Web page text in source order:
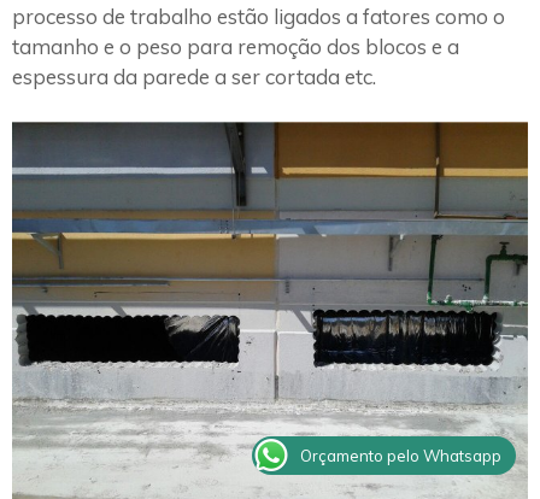
processo de trabalho estão ligados a fatores como o
tamanho e o peso para remoção dos blocos e a
espessura da parede a ser cortada etc.
Orçamento pelo Whatsapp